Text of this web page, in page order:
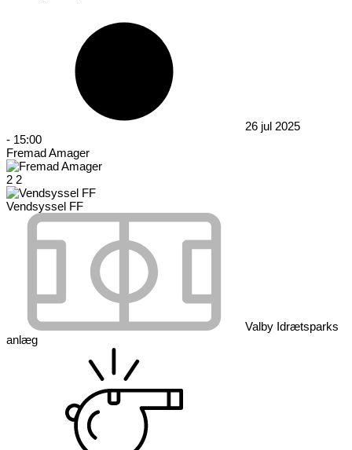
26 jul 2025
- 15:00
Fremad Amager
2 2
Vendsyssel FF
Valby Idrætsparks
anlæg